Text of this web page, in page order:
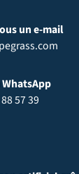
un e-mail
57 39